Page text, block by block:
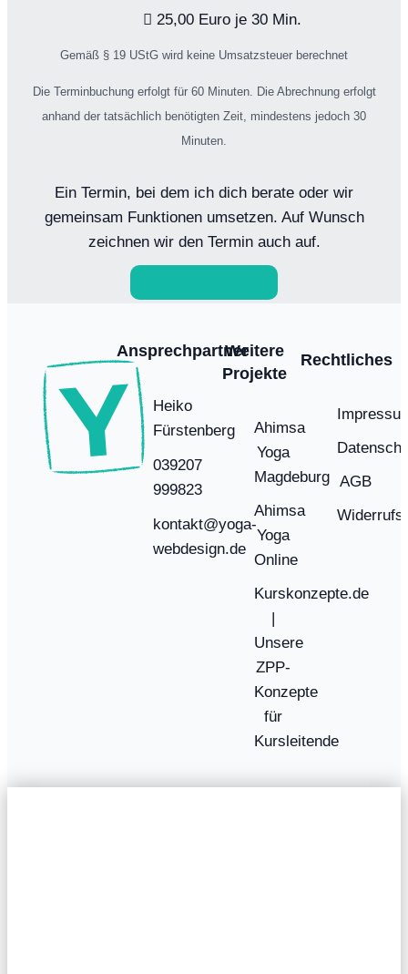
25,00 Euro je 30 Min.
Gemäß § 19 UStG wird keine Umsatzsteuer berechnet
Die Terminbuchung erfolgt für 60 Minuten. Die Abrechnung erfolgt
anhand der tatsächlich benötigten Zeit, mindestens jedoch 30
Minuten.
Ein Termin, bei dem ich dich berate oder wir
gemeinsam Funktionen umsetzen. Auf Wunsch
zeichnen wir den Termin auch auf.
Ansprechpartner
Heiko
Fürstenberg
039207
999823
kontakt@yoga-
webdesign.de
Weitere
Projekte
Ahimsa
Yoga
Magdeburg
Ahimsa
Yoga
Online
Kurskonzepte.de
Unsere
ZPP-
Konzepte
für
Kursleitende
Rechtliches
AGB